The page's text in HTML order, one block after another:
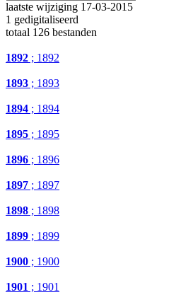
laatste wijziging 17-03-2015
1 gedigitaliseerd
totaal 126 bestanden
1892 ; 1892
1893 ; 1893
1894 ; 1894
1895 ; 1895
1896 ; 1896
1897 ; 1897
1898 ; 1898
1899 ; 1899
1900 ; 1900
1901 ; 1901